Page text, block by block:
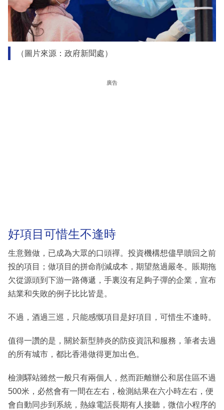
（圖片來源：政府新聞處）
廣告
好項目可惜生不逢時
生意難做，已成為大眾的口頭禪。投資機構想儘早贖回之前
投的項目；做項目的拼命削減成本，期望熬過嚴冬。賬期拖
欠從源頭到下游一路傳遞，手裏沒有足夠子彈的企業，宣布
結業和失敗的例子比比皆是。
不過，酒過三巡，只能感慨項目是好項目，可惜生不逢時。
值得一讚的是，關於新型肺炎的防疫資訊和服務，筆者去過
的所有城市，都比香港做得更加出色。
檢測驛站雖然一般只有兩個人，然而距離辦公和居住區不過
500米，必然會有一間在左右，檢測結果在六小時左右，便
會自動同步到系統，熱線電話長期有人接聽，微信小程序的